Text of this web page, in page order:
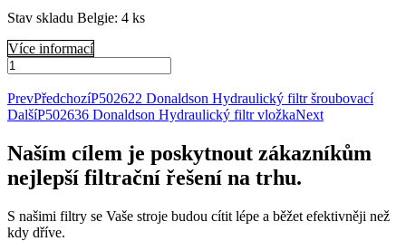
Stav skladu Belgie: 4 ks
Více informací
1KDFF0078
Odvzdušňovač
komplet
trap
množství
PrevPředchozíP502622 Donaldson Hydraulický filtr šroubovací
DalšíP502636 Donaldson Hydraulický filtr vložkaNext
Naším cílem je poskytnout zákazníkům
nejlepší filtrační řešení na trhu.
S našimi filtry se Vaše stroje budou cítit lépe a běžet efektivněji než
kdy dříve.